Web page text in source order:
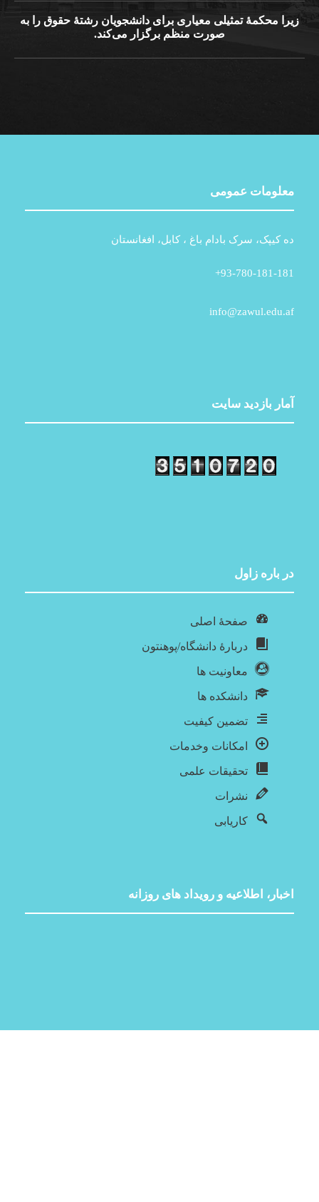
محکمۀ تمثیلی معیاری برای دانشجویان رشتۀ حقوق را به
صورت منظم برگزار می‌کند.
معلومات عمومی
ده کیپک، سرک بادام باغ ، کابل، افغانستان
93-780-181-181+
info@zawul.edu.af
آمار بازدید سایت
در باره‌ زاول
صفحۀ اصلی
دربارۀ‌ دانشگاه/پوهنتون
معاونیت ها
دانشکده ها
تضمین کیفیت
امکانات وخدمات
تحقیقات علمی
نشرات
کاریابی
اخبار، اطلاعیه و رویداد های روزانه